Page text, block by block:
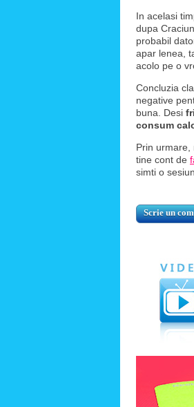
In acelasi
dupa
probabil
apar lenea,
acolo pe o
Concluzia
negative
buna. Desi
consum
Prin urmare,
tine cont de
simti o